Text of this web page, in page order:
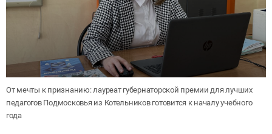
От мечты к признанию: лауреат губернаторской премии для лучших
педагогов Подмосковья из Котельников готовится к началу учебного
года